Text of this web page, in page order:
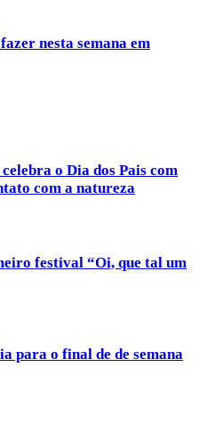
nesta semana em
o Dia dos Pais com
com a natureza
festival “Oi, que tal um
para o final de de semana